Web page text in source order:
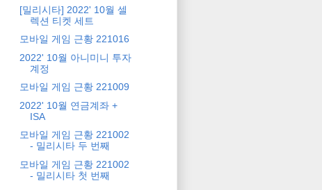
[밀리시타] 2022' 10월 셀
렉션 티켓 세트
모바일 게임 근황 221016
2022' 10월 아니미니 투자
계정
모바일 게임 근황 221009
2022' 10월 연금계좌 +
ISA
모바일 게임 근황 221002
- 밀리시타 두 번째
모바일 게임 근황 221002
- 밀리시타 첫 번째